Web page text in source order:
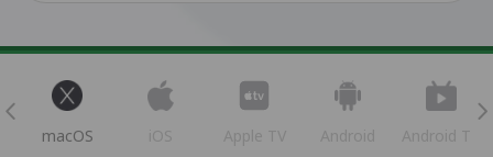
macOS iOS Apple TV Android Android TV